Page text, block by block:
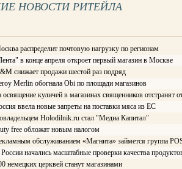
НОВОСТИ РИТЕЙЛА
распределит почтовую нагрузку по регионам
в конце апреля откроет первый магазин в Москве
снижает продажи шестой раз подряд
Merlin обогнала Obi по площади магазинов
освящение куличей в магазинах священников отстранят
ввела новые запреты на поставки мяса из ЕС
Holodilnik.ru стал "Медиа Капитал"
free обложат новым налогом
обслуживанием «Магнита» займется группа
начались масштабные проверки качества
немецких церквей станут магазинами